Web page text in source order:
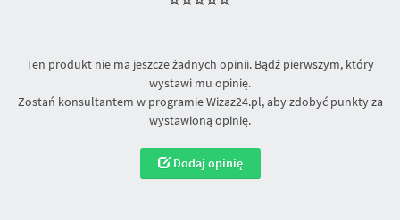
Ten produkt nie ma jeszcze żadnych opinii. Bądź pierwszym, który
wystawi mu opinię.
Zostań konsultantem w programie Wizaz24.pl, aby zdobyć punkty za
wystawioną opinię.
Dodaj opinię